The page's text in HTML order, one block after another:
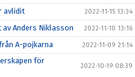
avlidit 2022-11-15 13:34
Anders Niklasson 2022-11-10 13:16
A-pojkarna 2022-11-09 21:14
för
2022-10-19 08:39